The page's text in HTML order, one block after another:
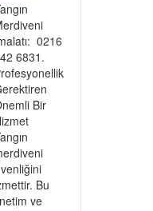
0216
6831.
Bir
Bu
ve